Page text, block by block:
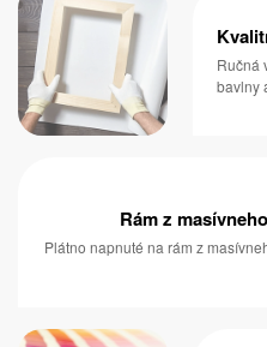
Ručná
bavlny
Rám z
Plátno napnuté na rám z